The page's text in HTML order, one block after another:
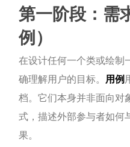
第一阶段：需
例）
在设计任何一个类或绘制
确理解用户的目标。 用例
档。它们本身并非面向对
式，描述外部参与者如何
果。